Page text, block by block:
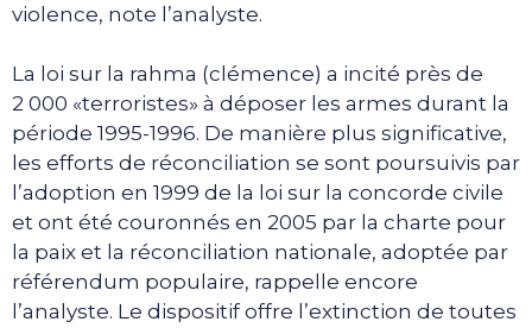
violence, note l’analyste.
La loi sur la rahma (clémence) a incité près de
2 000 «terroristes» à déposer les armes durant la
période 1995-1996. De manière plus significative,
les efforts de réconciliation se sont poursuivis par
l’adoption en 1999 de la loi sur la concorde civile
et ont été couronnés en 2005 par la charte pour
la paix et la réconciliation nationale, adoptée par
référendum populaire, rappelle encore
l’analyste. Le dispositif offre l’extinction de toutes